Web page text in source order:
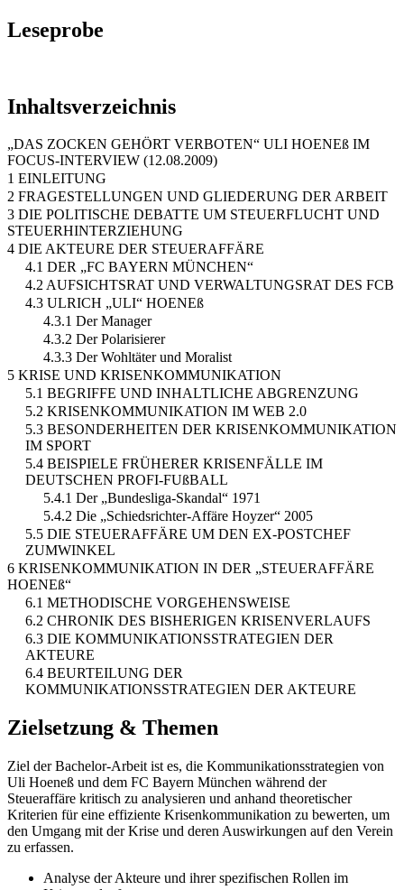
Leseprobe
Inhaltsverzeichnis
„DAS ZOCKEN GEHÖRT VERBOTEN“ ULI HOENEß IM
FOCUS-INTERVIEW (12.08.2009)
1 EINLEITUNG
2 FRAGESTELLUNGEN UND GLIEDERUNG DER ARBEIT
3 DIE POLITISCHE DEBATTE UM STEUERFLUCHT UND
STEUERHINTERZIEHUNG
4 DIE AKTEURE DER STEUERAFFÄRE
4.1 DER „FC BAYERN MÜNCHEN“
4.2 AUFSICHTSRAT UND VERWALTUNGSRAT DES FCB
4.3 ULRICH „ULI“ HOENEß
4.3.1 Der Manager
4.3.2 Der Polarisierer
4.3.3 Der Wohltäter und Moralist
5 KRISE UND KRISENKOMMUNIKATION
5.1 BEGRIFFE UND INHALTLICHE ABGRENZUNG
5.2 KRISENKOMMUNIKATION IM WEB 2.0
5.3 BESONDERHEITEN DER KRISENKOMMUNIKATION
IM SPORT
5.4 BEISPIELE FRÜHERER KRISENFÄLLE IM
DEUTSCHEN PROFI-FUßBALL
5.4.1 Der „Bundesliga-Skandal“ 1971
5.4.2 Die „Schiedsrichter-Affäre Hoyzer“ 2005
5.5 DIE STEUERAFFÄRE UM DEN EX-POSTCHEF
ZUMWINKEL
6 KRISENKOMMUNIKATION IN DER „STEUERAFFÄRE
HOENEß“
6.1 METHODISCHE VORGEHENSWEISE
6.2 CHRONIK DES BISHERIGEN KRISENVERLAUFS
6.3 DIE KOMMUNIKATIONSSTRATEGIEN DER
AKTEURE
6.4 BEURTEILUNG DER
KOMMUNIKATIONSSTRATEGIEN DER AKTEURE
Zielsetzung & Themen
Ziel der Bachelor-Arbeit ist es, die Kommunikationsstrategien von
Uli Hoeneß und dem FC Bayern München während der
Steueraffäre kritisch zu analysieren und anhand theoretischer
Kriterien für eine effiziente Krisenkommunikation zu bewerten, um
den Umgang mit der Krise und deren Auswirkungen auf den Verein
zu erfassen.
Analyse der Akteure und ihrer spezifischen Rollen im